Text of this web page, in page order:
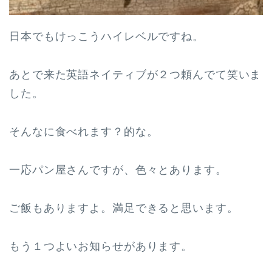
日本でもけっこうハイレベルですね。
あとで来た英語ネイティブが２つ頼んでて笑いま
した。
そんなに食べれます？的な。
一応パン屋さんですが、色々とあります。
ご飯もありますよ。満足できると思います。
もう１つよいお知らせがあります。